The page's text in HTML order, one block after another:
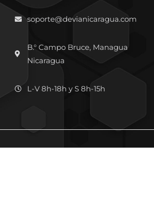
soporte@devianicaragua.com
B.° Campo Bruce, Managua
Nicaragua
L-V 8h-18h y S 8h-15h